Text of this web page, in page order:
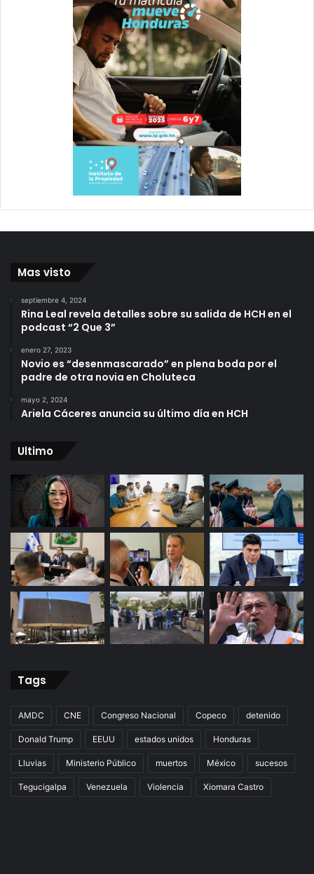
Mas visto
septiembre 4, 2024
Rina Leal revela detalles sobre su salida de HCH en el
podcast “2 Que 3”
enero 27, 2023
Novio es “desenmascarado” en plena boda por el
padre de otra novia en Choluteca
mayo 2, 2024
Ariela Cáceres anuncia su último día en HCH
Ultimo
Tags
AMDC CNE Congreso Nacional Copeco detenido
Donald Trump EEUU estados unidos Honduras
Lluvias Ministerio Público muertos México sucesos
Tegucigalpa Venezuela Violencia Xiomara Castro